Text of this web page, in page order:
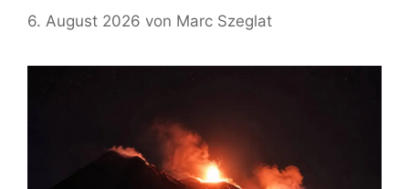
6. August 2026 von Marc Szeglat